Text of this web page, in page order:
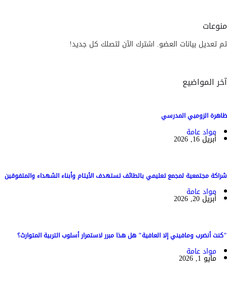
منوعات
تم تعديل بيانات العضو. اشترك الآن لتصلك كل جديد!
آخر المواضيع
ظاهرة الزومبي المدرسي
مواد عامة
أبريل 16, 2026
شراكة مجتمعية لمجمع تعليمي بالطائف تستهدف الأيتام وأبناء الشهداء والمتفوقين
مواد عامة
أبريل 20, 2026
"كنت أنضرب ومافيني إلا العافية" هل هذا مبرر لاستمرار أسلوب التربية المتوارث؟
مواد عامة
مايو 1, 2026